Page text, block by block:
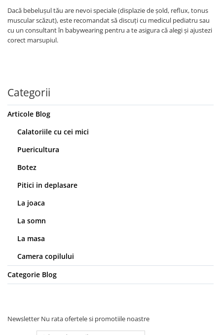
Dacă bebelușul tău are nevoi speciale (displazie de șold, reflux, tonus
muscular scăzut), este recomandat să discuți cu medicul pediatru sau
cu un consultant în babywearing pentru a te asigura că alegi și ajustezi
corect marsupiul.
Categorii
Articole Blog
Calatoriile cu cei mici
Puericultura
Botez
Pitici in deplasare
La joaca
La somn
La masa
Camera copilului
Categorie Blog
Newsletter Nu rata ofertele si promotiile noastre